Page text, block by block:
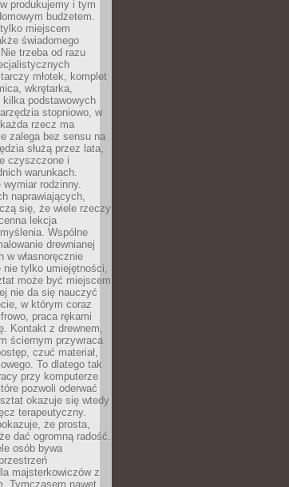
produkujemy i tym
budżetem.
miejscem
świadomego
trzeba od razu
młotek, komplet
wkrętarka,
kilka podstawowych
stopniowo, w
rzecz ma
zalega bez sensu na
służą przez lata,
czyszczone i
warunkach.
rodzinny.
naprawiających,
się, że wiele rzeczy
lekcja
Wspólne
drewnianej
własnoręcznie
nie tylko umiejętności,
może być miejscem
nie da się nauczyć
w którym coraz
praca rękami
Kontakt z drewnem,
ściernym przywraca
czuć materiał,
To dlatego tak
przy komputerze
pozwoli oderwać
okazuje się wtedy
terapeutyczny.
że prosta,
dać ogromną radość.
osób bywa
majsterkowiczów z
Tymczasem nawet